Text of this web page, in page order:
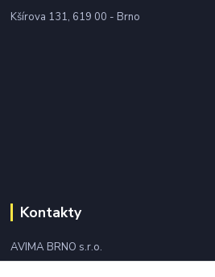
Kšírova 131, 619 00 - Brno
Kontakty
AVIMA BRNO s.r.o.